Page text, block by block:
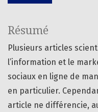
Résumé
Plusieurs articles
l’information et le
sociaux en ligne de
en particulier.
article ne différencie,